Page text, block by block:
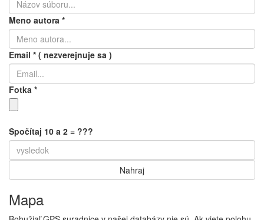
Meno autora *
Email * ( nezverejnuje sa )
Fotka *
Spočítaj 10 a 2 = ???
Mapa